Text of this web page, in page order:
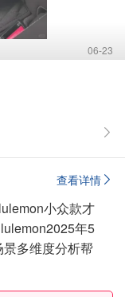
06-23
查看详情
小众款才
年5
多维度分析帮